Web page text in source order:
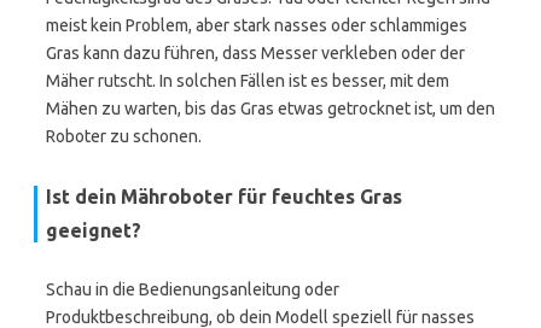
meist kein Problem, aber stark nasses oder schlammiges
Gras kann dazu führen, dass Messer verkleben oder der
Mäher rutscht. In solchen Fällen ist es besser, mit dem
Mähen zu warten, bis das Gras etwas getrocknet ist, um den
Roboter zu schonen.
Ist dein Mähroboter für feuchtes Gras
geeignet?
Schau in die Bedienungsanleitung oder
Produktbeschreibung, ob dein Modell speziell für nasses